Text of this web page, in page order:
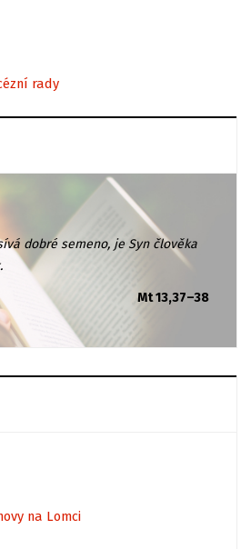
rady
dobré semeno, je Syn člověka
Mt 13,37–38
na Lomci